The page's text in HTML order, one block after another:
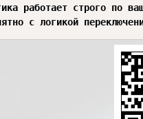
работает строго по